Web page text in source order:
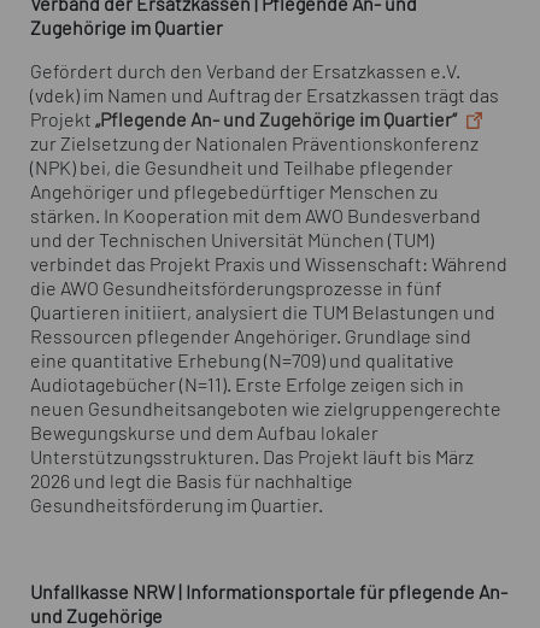
Verband der Ersatzkassen | Pflegende An- und
Zugehörige im Quartier
Gefördert durch den Verband der Ersatzkassen e.V.
(vdek) im Namen und Auftrag der Ersatzkassen trägt das
Projekt „Pflegende An- und Zugehörige im Quartier“
zur Zielsetzung der Nationalen Präventionskonferenz
(NPK) bei, die Gesundheit und Teilhabe pflegender
Angehöriger und pflegebedürftiger Menschen zu
stärken. In Kooperation mit dem AWO Bundesverband
und der Technischen Universität München (TUM)
verbindet das Projekt Praxis und Wissenschaft: Während
die AWO Gesundheitsförderungsprozesse in fünf
Quartieren initiiert, analysiert die TUM Belastungen und
Ressourcen pflegender Angehöriger. Grundlage sind
eine quantitative Erhebung (N=709) und qualitative
Audiotagebücher (N=11). Erste Erfolge zeigen sich in
neuen Gesundheitsangeboten wie zielgruppengerechte
Bewegungskurse und dem Aufbau lokaler
Unterstützungsstrukturen. Das Projekt läuft bis März
2026 und legt die Basis für nachhaltige
Gesundheitsförderung im Quartier.
Unfallkasse NRW | Informationsportale für pflegende An-
und Zugehörige